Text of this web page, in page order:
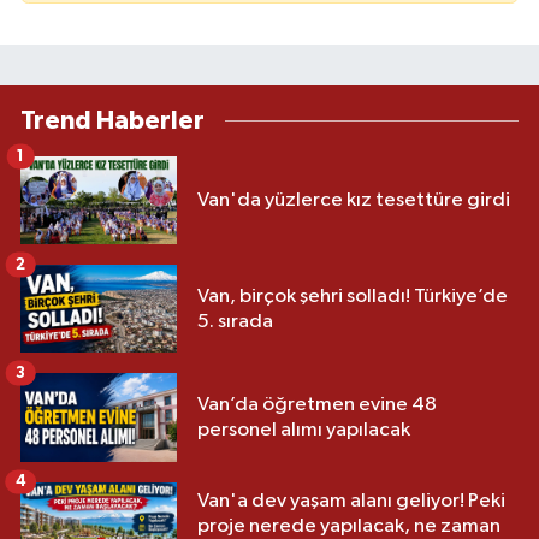
Trend Haberler
Van'da yüzlerce kız tesettüre girdi
1
Van, birçok şehri solladı! Türkiye’de
5. sırada
2
Van’da öğretmen evine 48
personel alımı yapılacak
3
Van'a dev yaşam alanı geliyor! Peki
proje nerede yapılacak, ne zaman
4